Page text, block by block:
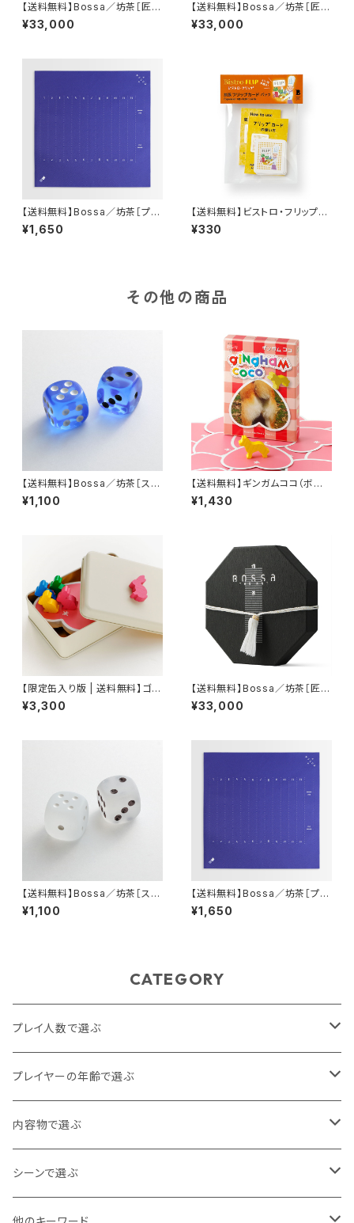
【送料無料】Bossa／坊茶［匠の
アート版“水-II”］（ボードゲー
ム）
¥33,000
【送料無料】Bossa／坊茶［匠の
アート版“花-II”］（ボードゲー
ム）
¥33,000
【送料無料】Bossa／坊茶［プレ
イマット／ふろしき］
¥1,650
【送料無料】ビストロ・フリップ
［拡張フリップカードパック］
¥330
その他の商品
【送料無料】Bossa／坊茶［スタ
イリッシュダイス：トランスルーセ
ント・ブルー］
¥1,100
【送料無料】ギンガムココ（ボー
ドゲーム）
¥1,430
【限定缶入り版 | 送料無料】ゴー
ゴージェニー（ボードゲーム）
¥3,300
【送料無料】Bossa／坊茶［匠の
アート版“水-II”］（ボードゲー
ム）
¥33,000
【送料無料】Bossa／坊茶［スタ
イリッシュダイス：フロスト・クリ
ア］
¥1,100
【送料無料】Bossa／坊茶［プレ
イマット／ふろしき］
¥1,650
CATEGORY
プレイ人数で選ぶ
1人
2人
3人
4人
プレイヤーの年齢で選ぶ
4歳
5歳
6歳
内容物で選ぶ
カード
タイル
シーンで選ぶ
グループでわいわい